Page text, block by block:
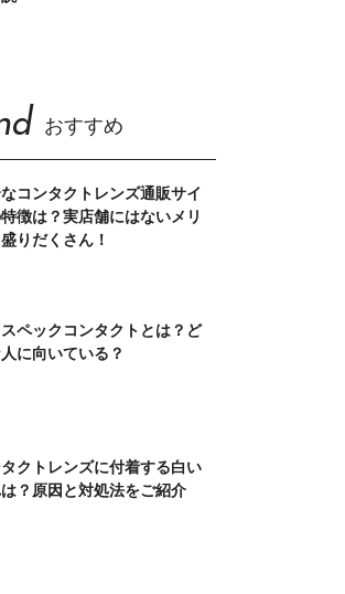
おすすめ
コンタクトレンズ通販サイ
特徴は？実店舗にはないメリ
りだくさん！
ペックコンタクトとは？ど
に向いている？
クトレンズに付着する白い
？原因と対処法をご紹介